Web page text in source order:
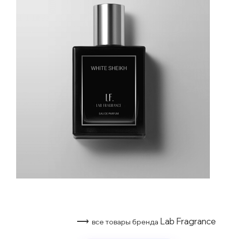
⟶ все товары бренда Lab Fragrance